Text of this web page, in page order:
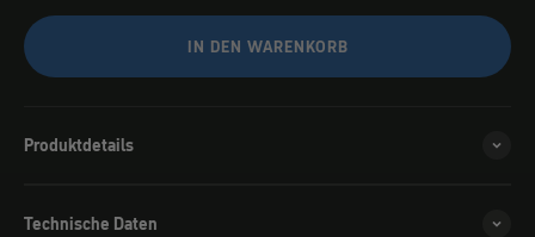
IN DEN WARENKORB
Produktdetails
Technische Daten